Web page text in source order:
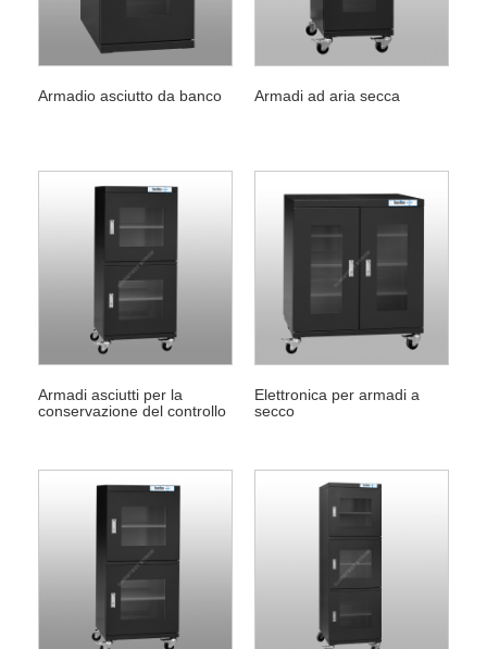
Armadio asciutto da banco Armadi ad aria secca
Armadi asciutti per la
conservazione del controllo
Elettronica per armadi a
secco